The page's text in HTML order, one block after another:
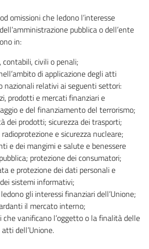
omissioni che ledono l’interesse
pubblica o dell’ente
in:
civili o penali;
di applicazione degli atti
nazionali relativi ai seguenti settori:
prodotti e mercati finanziari e
e del finanziamento del terrorismo;
dei prodotti; sicurezza dei trasporti;
e sicurezza nucleare;
e dei mangimi e salute e benessere
protezione dei consumatori;
e protezione dei dati personali e
sistemi informativi;
gli interessi finanziari dell’Unione;
il mercato interno;
vanificano l’oggetto o la finalità delle
dell’Unione.